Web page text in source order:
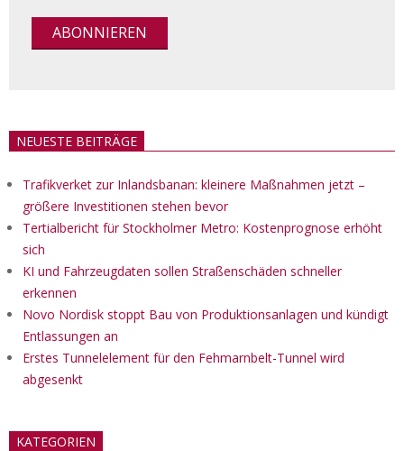
NEUESTE BEITRÄGE
Trafikverket zur Inlandsbanan: kleinere Maßnahmen jetzt –
größere Investitionen stehen bevor
Tertialbericht für Stockholmer Metro: Kostenprognose erhöht
sich
KI und Fahrzeugdaten sollen Straßenschäden schneller
erkennen
Novo Nordisk stoppt Bau von Produktionsanlagen und kündigt
Entlassungen an
Erstes Tunnelelement für den Fehmarnbelt-Tunnel wird
abgesenkt
KATEGORIEN